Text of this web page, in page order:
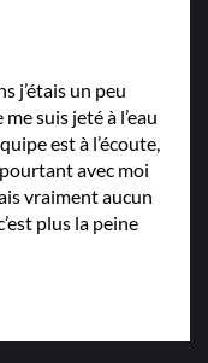
j’étais un peu
suis jeté à l’eau
est à l’écoute,
avec moi
vraiment aucun
plus la peine